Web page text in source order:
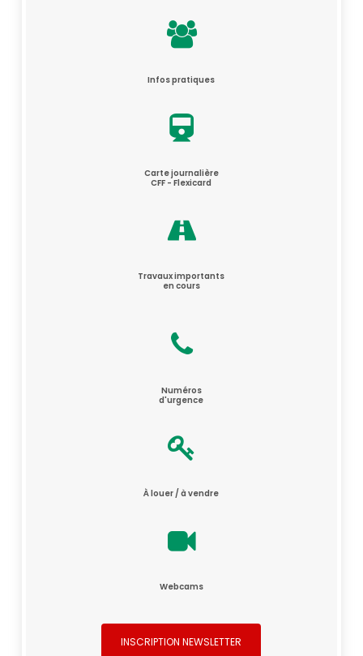
Infos pratiques
Carte journalière
CFF - Flexicard
Travaux importants
en cours
Numéros
d'urgence
À louer / à vendre
Webcams
INSCRIPTION NEWSLETTER